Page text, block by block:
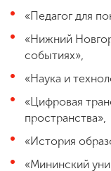
«Педагог для
«Нижний
событиях»,
«Наука и
«Цифровая
пространства»,
«История
«Мининский